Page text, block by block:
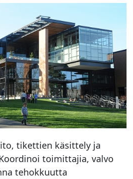
tikettien käsittely ja
toimittajia, valvo
tehokkuutta